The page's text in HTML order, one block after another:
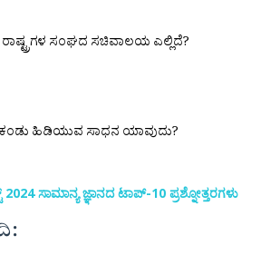
ಸಂಘದ ಸಚಿವಾಲಯ ಎಲ್ಲಿದೆ?
ಹಿಡಿಯುವ ಸಾಧನ ಯಾವುದು?
ಸಾಮಾನ್ಯ ಜ್ಞಾನದ ಟಾಪ್-10 ಪ್ರಶ್ನೋತ್ತರಗಳು